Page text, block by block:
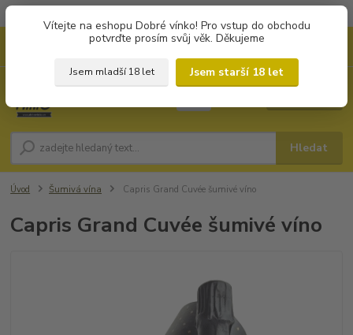
Vítejte na eshopu Dobré vínko! Pro vstup do obchodu
potvrďte prosím svůj věk. Děkujeme
Jsem mladší 18 let
Jsem starší 18 let
Hledat
Úvod Šumivá vína Capris Grand Cuvée šumivé víno
Capris Grand Cuvée šumivé víno